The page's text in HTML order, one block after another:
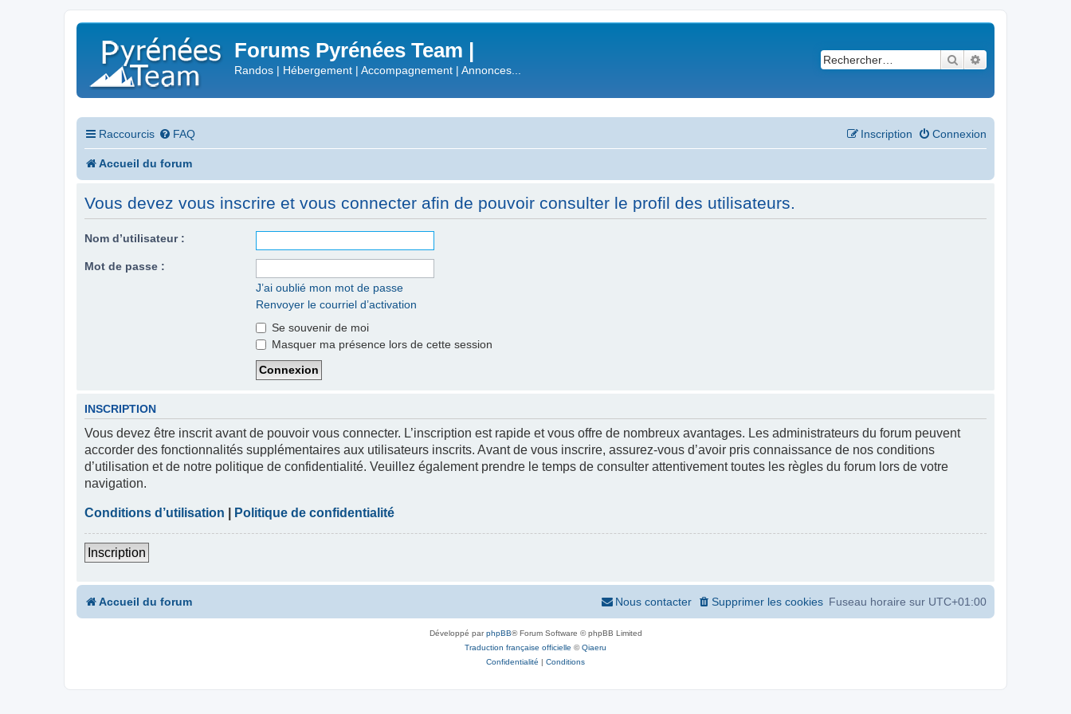
Forums Pyrénées Team |
Randos | Hébergement | Accompagnement | Annonces...
Rechercher
Raccourcis FAQ Connexion
Inscription
Accueil du forum
Vous devez vous inscrire et vous connecter afin de pouvoir consulter le profil des utilisateurs.
Nom d’utilisateur :
Mot de passe :
J’ai oublié mon mot de passe
Renvoyer le courriel d’activation
Se souvenir de moi
Masquer ma présence lors de cette session
INSCRIPTION
Vous devez être inscrit avant de pouvoir vous connecter. L’inscription est rapide et vous offre de nombreux avantages. Les administrateurs du forum peuvent
accorder des fonctionnalités supplémentaires aux utilisateurs inscrits. Avant de vous inscrire, assurez-vous d’avoir pris connaissance de nos conditions
d’utilisation et de notre politique de confidentialité. Veuillez également prendre le temps de consulter attentivement toutes les règles du forum lors de votre
navigation.
Conditions d’utilisation Politique de confidentialité
Inscription
Accueil du forum Fuseau horaire sur UTC+01:00
Supprimer les cookies
Nous contacter
Développé parphpBB® Forum Software © phpBB Limited
Traduction française officielle ©Qiaeru
Confidentialité | Conditions